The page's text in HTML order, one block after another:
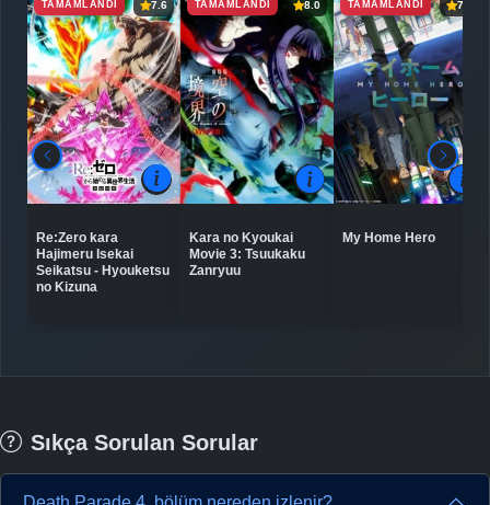
TAMAMLANDI 7.6
Re:Zero kara
Hajimeru Isekai
Seikatsu - Hyouketsu
no Kizuna
TAMAMLANDI 8.0
Kara no Kyoukai
Movie 3: Tsuukaku
Zanryuu
TAMAMLANDI 7.1
My Home Hero
Sıkça Sorulan Sorular